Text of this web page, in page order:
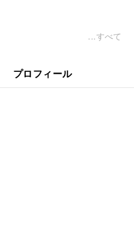
すべて
プロフィール